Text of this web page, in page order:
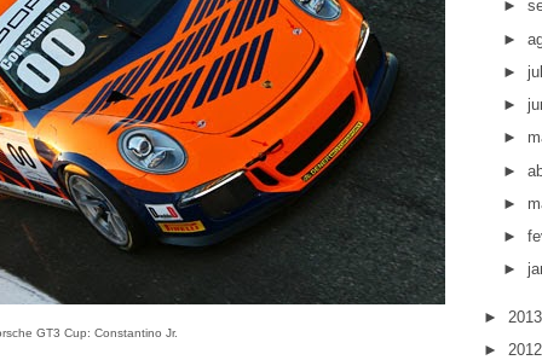
GT3 Cup: Constantino Jr.
►
►
►
►
►
►
►
►
►
►
►